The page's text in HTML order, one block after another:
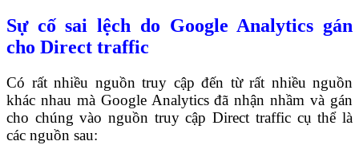
Sự cố sai lệch do Google Analytics gán
cho Direct traffic
Có rất nhiều nguồn truy cập đến từ rất nhiều nguồn
khác nhau mà Google Analytics đã nhận nhầm và gán
cho chúng vào nguồn truy cập Direct traffic cụ thể là
các nguồn sau: